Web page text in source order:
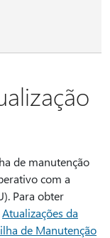
de manutenção
com a
Para obter
Atualizações da
de Manutenção